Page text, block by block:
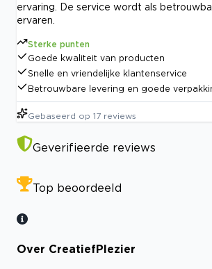
ervaring. De service wordt als
ervaren.
Sterke punten
Goede kwaliteit van producten
Snelle en vriendelijke klantenservice
Betrouwbare levering en goede
Gebaseerd op 17 reviews
Geverifieerde reviews
Top beoordeeld
Over CreatiefPlezier